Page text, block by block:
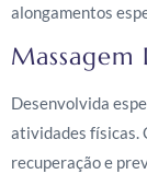
alongamentos
Massagem
Desenvolvida
atividades físicas.
recuperação e